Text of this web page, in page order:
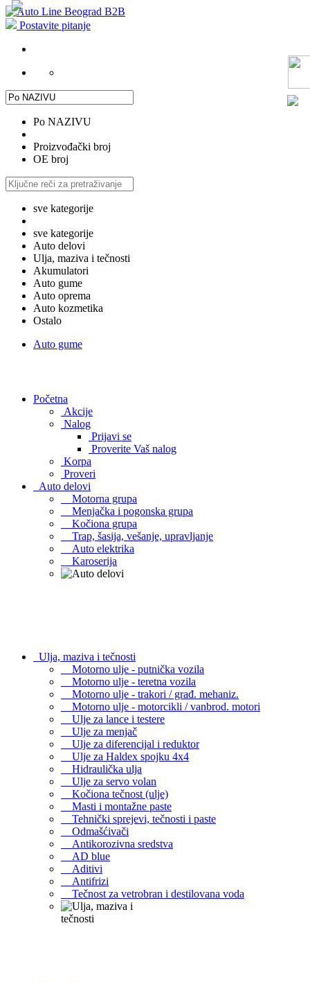
Postavite pitanje
Po NAZIVU
Proizvođački broj
OE broj
sve kategorije
sve kategorije
Auto delovi
Ulja, maziva i tečnosti
Akumulatori
Auto gume
Auto oprema
Auto kozmetika
Ostalo
Auto gume
Početna
Akcije
Nalog
Prijavi se
Proverite Vaš nalog
Korpa
Proveri
Auto delovi
Motorna grupa
Menjačka i pogonska grupa
Kočiona grupa
Trap, šasija, vešanje, upravljanje
Auto elektrika
Karoserija
Ulja, maziva i tečnosti
Motorno ulje - putnička vozila
Motorno ulje - teretna vozila
Motorno ulje - trakori / građ. mehaniz.
Motorno ulje - motorcikli / vanbrod. motori
Ulje za lance i testere
Ulje za menjač
Ulje za diferencijal i reduktor
Ulje za Haldex spojku 4x4
Hidraulička ulja
Ulje za servo volan
Kočiona tečnost (ulje)
Masti i montažne paste
Tehnički sprejevi, tečnosti i paste
Odmašćivači
Antikorozivna sredstva
AD blue
Aditivi
Antifrizi
Tečnost za vetrobran i destilovana voda